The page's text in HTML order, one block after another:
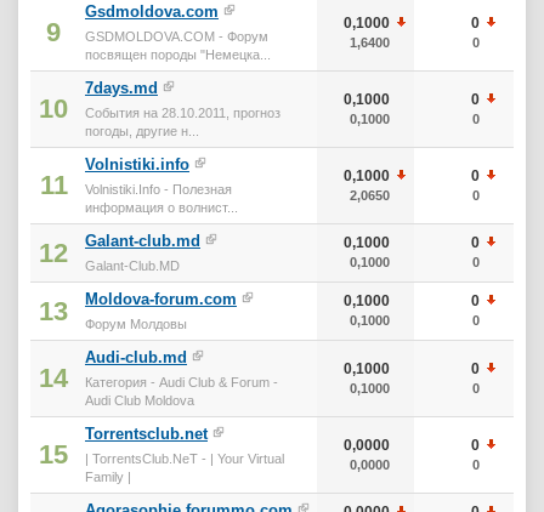
9
Gsdmoldova.com
GSDMOLDOVA.COM - Форум
посвящен породы "Немецка...
0,1000
1,6400
0
0
10
7days.md
События на 28.10.2011, прогноз
погоды, другие н...
0,1000
0,1000
0
0
11
Volnistiki.info
Volnistiki.Info - Полезная
информация о волнист...
0,1000
2,0650
0
0
12 Galant-club.md
Galant-Club.MD
0,1000
0,1000
0
0
13 Moldova-forum.com
Форум Молдовы
0,1000
0,1000
0
0
14
Audi-club.md
Категория - Audi Club & Forum -
Audi Club Moldova
0,1000
0,1000
0
0
15
Torrentsclub.net
| TorrentsClub.NeT - | Your Virtual
Family |
0,0000
0,0000
0
0